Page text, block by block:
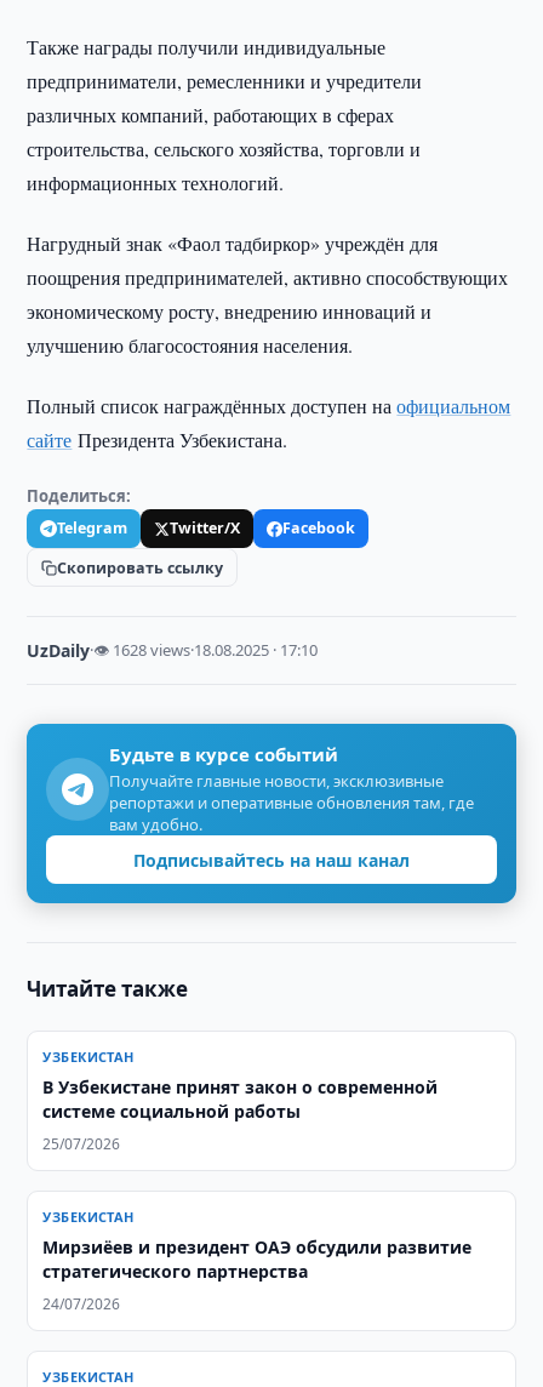
Также награды получили индивидуальные
предприниматели, ремесленники и учредители
различных компаний, работающих в сферах
строительства, сельского хозяйства, торговли и
информационных технологий.
Нагрудный знак «Фаол тадбиркор» учреждён для
поощрения предпринимателей, активно способствующих
экономическому росту, внедрению инноваций и
улучшению благосостояния населения.
Полный список награждённых доступен наофициальном
сайте Президента Узбекистана.
Поделиться:
Telegram Twitter/X
Facebook
Скопировать ссылку
UzDaily·👁 1628 views·18.08.2025 · 17:10
Будьте в курсе событий
Получайте главные новости, эксклюзивные
репортажи и оперативные обновления там, где
вам удобно.
Подписывайтесь на наш канал
Читайте также
УЗБЕКИСТАН
В Узбекистане принят закон о современной
системе социальной работы
25/07/2026
УЗБЕКИСТАН
Мирзиёев и президент ОАЭ обсудили развитие
стратегического партнерства
24/07/2026
УЗБЕКИСТАН